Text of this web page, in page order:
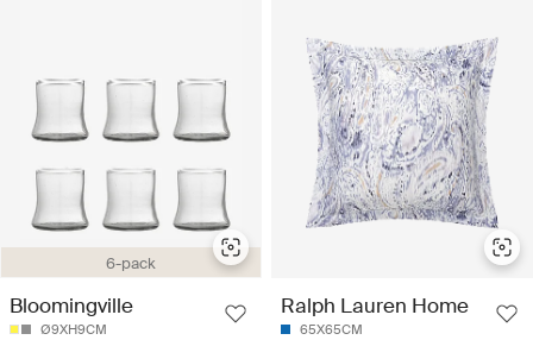
6-pack
Bloomingville
Ø9XH9CM
Ralph Lauren Home
65X65CM